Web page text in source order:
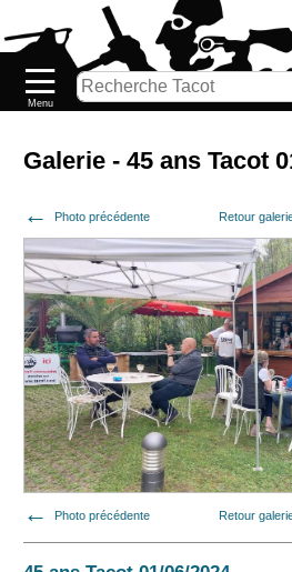
Galerie - 45 ans Tacot
Photo précédente Retour
Photo précédente Retour
Nouveautés
Catalogue/Stock
PETITS
PRIX
Réassort
Seconde
main
Galerie